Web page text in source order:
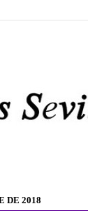
DE 2018